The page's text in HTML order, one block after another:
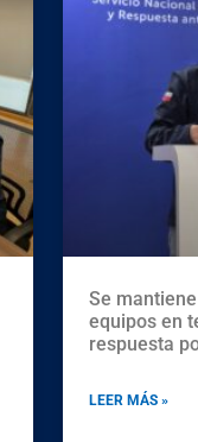
Se
equipos en
respuesta
LEER MÁS »